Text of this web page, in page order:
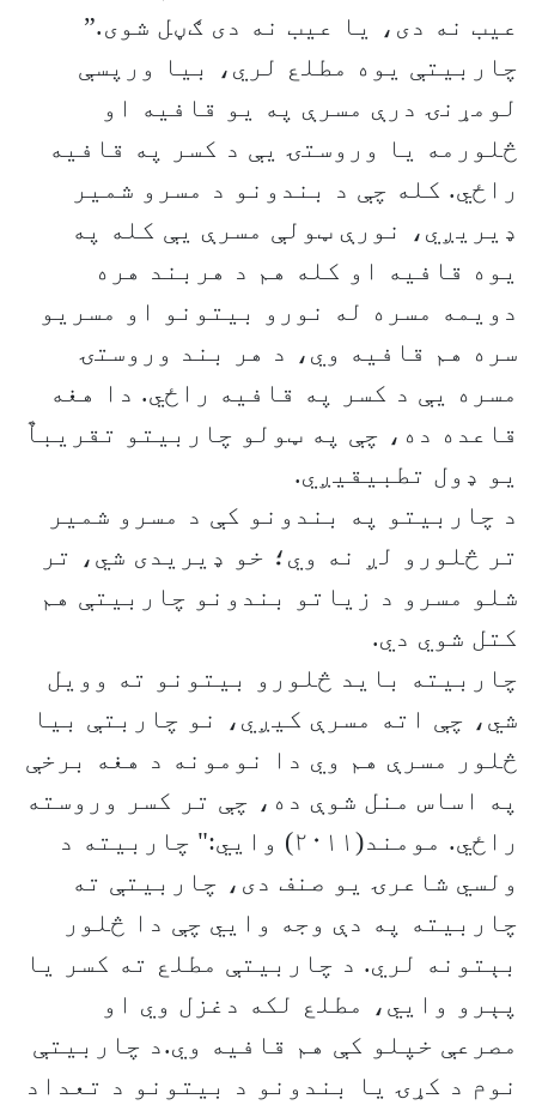
عیب نه دی، یا عیب نه دی ګڼل شوی.”
چاربیتې یوه مطلع لري، بیا ورپسې
لومړنۍ درې مسرې په یو قافیه او
څلورمه یا وروستۍ یې د کسر په قافیه
راځي. کله چې د بندونو د مسرو شمیر
ډیریږي، نورې ټولې مسرې یې کله په
یوه قافیه او کله هم د هربند هره
دویمه مسره له نورو بیتونو او مسریو
سره هم قافیه وي، د هر بند وروستۍ
مسره یې د کسر په قافیه راځي. دا هغه
قاعده ده، چې په ټولو چاربیتو تقریباٌ
يو ډول تطبیقیږي.
د چاربیتو په بندونو کې د مسرو شمیر
تر څلورو لږ نه وي؛ خو ډیریدی شي، تر
شلو مسرو د زیاتو بندونو چاربیتې هم
کتل شوي دي.
چاربیته باید څلورو بیتونو ته وویل
شي، چې اته مسرې کیږي، نو چاربتې بیا
څلور مسرې هم وي دا نومونه د هغه برخې
په اساس منل شوې ده، چې تر کسر وروسته
راځي. مومند(۲۰۱۱) وایي:" چاربیته د
ولسي شاعرۍ یو صنف دی، چاربیتې ته
چاربیته په دې وجه وایي چې دا څلور
بېتونه لري. د چاربیتې مطلع ته کسر یا
پېرو وایي، مطلع لکه دغزل وي او
مصرعې خپلو کې هم قافیه وي.د چاربیتې
نوم د کړۍ یا بندونو د بیتونو د تعداد